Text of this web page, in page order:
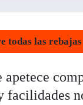
todas las
apetece
facilidades